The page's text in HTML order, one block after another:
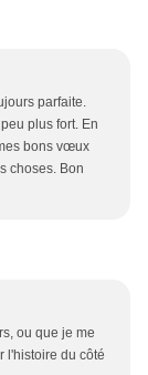
parfaite.
plus fort. En
bons vœux
choses. Bon
ou que je me
l'histoire du côté